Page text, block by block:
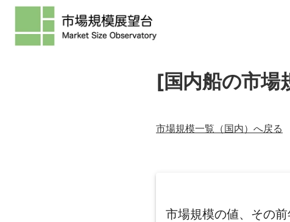
[国内船の市場
市場規模一覧（国内）へ戻る
市場規模の値、その